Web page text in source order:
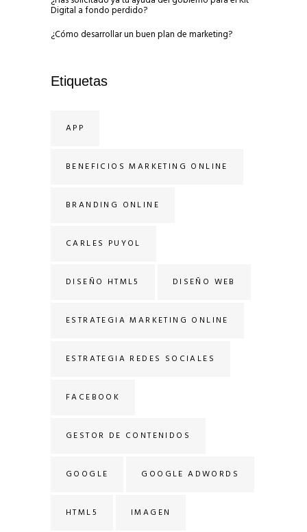
Digital a fondo perdido?
¿Cómo desarrollar un buen plan de marketing?
Etiquetas
APP
BENEFICIOS MARKETING ONLINE
BRANDING ONLINE
CARLES PUYOL
DISEÑO HTML5 DISEÑO WEB
ESTRATEGIA MARKETING ONLINE
ESTRATEGIA REDES SOCIALES
FACEBOOK
GESTOR DE CONTENIDOS
GOOGLE GOOGLE ADWORDS
HTML5 IMAGEN